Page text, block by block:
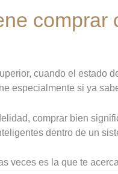
comprar
cuando el
especialmente si ya
comprar bien
dentro de un
veces es la que te